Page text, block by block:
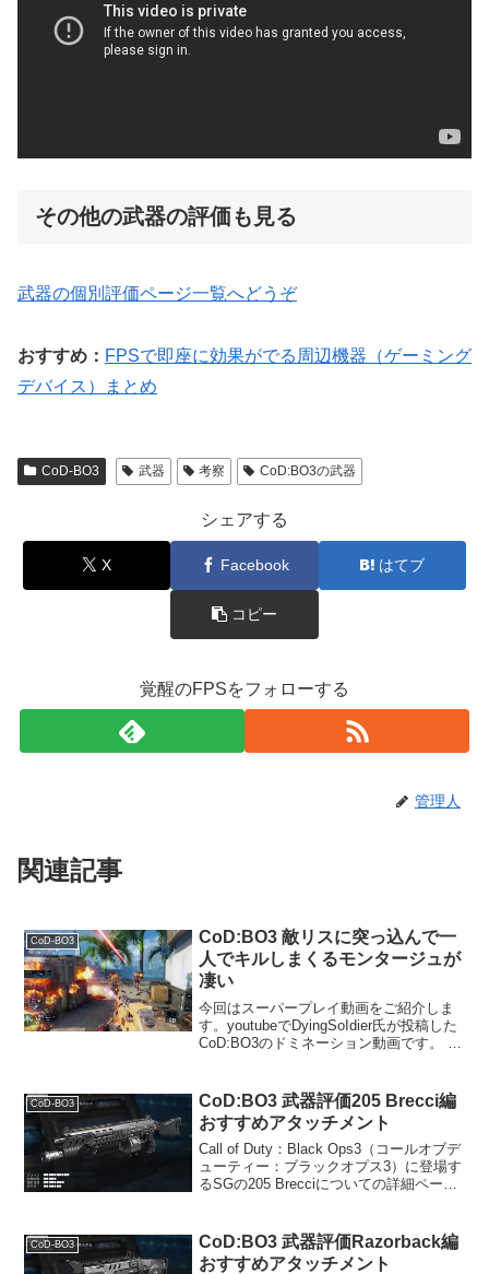
その他の武器の評価も見る
武器の個別評価ページ一覧へどうぞ
おすすめ： FPSで即座に効果がでる周辺機器（ゲーミング
デバイス）まとめ
CoD-BO3 武器 考察 CoD:BO3の武器
シェアする
X Facebook はてブ
コピー
覚醒のFPSをフォローする
管理人
関連記事
CoD-BO3
CoD:BO3 敵リスに突っ込んで一
人でキルしまくるモンタージュが
凄い
今回はスーパープレイ動画をご紹介しま
す。youtubeでDyingSoIdier氏が投稿した
CoD:BO3のドミネーション動画です。 敵
ください。DyingSoIdie...
CoD-BO3
CoD:BO3 武器評価205 Brecci編
おすすめアタッチメント
Call of Duty：Black Ops3（コールオブデ
ューティー：ブラックオプス3）に登場す
るSGの205 Brecciについての詳細ページ
速度0.25秒...
CoD-BO3
CoD:BO3 武器評価Razorback編
おすすめアタッチメント